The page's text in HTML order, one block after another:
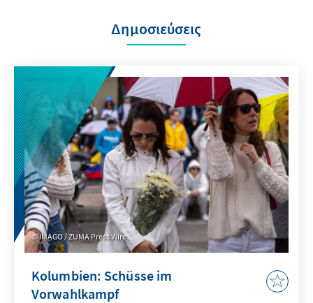
Δημοσιεύσεις
IMAGO / ZUMA Press Wire
Kolumbien: Schüsse im
Vorwahlkampf